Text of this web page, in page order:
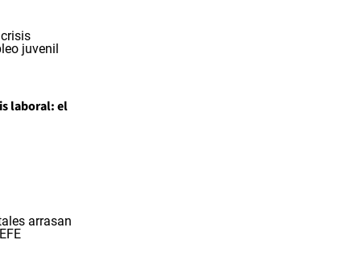
laboral: el